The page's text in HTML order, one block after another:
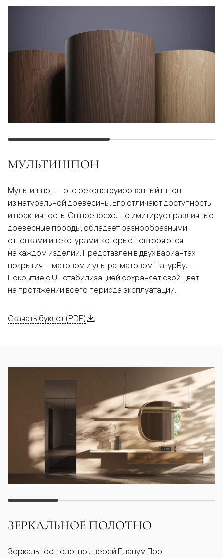
МУЛЬТИШПОН
Мультишпон — это реконструированный шпон
из натуральной древесины. Его отличают доступность
и практичность. Он превосходно имитирует различные
древесные породы, обладает разнообразными
оттенками и текстурами, которые повторяются
на каждом изделии. Представлен в двух вариантах
покрытия — матовом и ультра-матовом НатурВуд.
Покрытие с UF стабилизацией сохраняет свой цвет
на протяжении всего периода эксплуатации.
Скачать буклет (PDF)
ЗЕРКАЛЬНОЕ ПОЛОТНО
Зеркальное полотно дверей Планум Про